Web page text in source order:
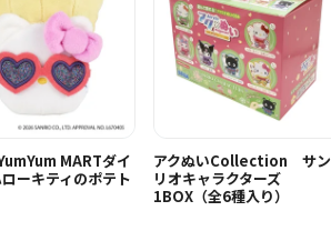
MARTダイ
ーキティのポテト
アクぬいCollection サン
リオキャラクターズ
1BOX（全6種入り）